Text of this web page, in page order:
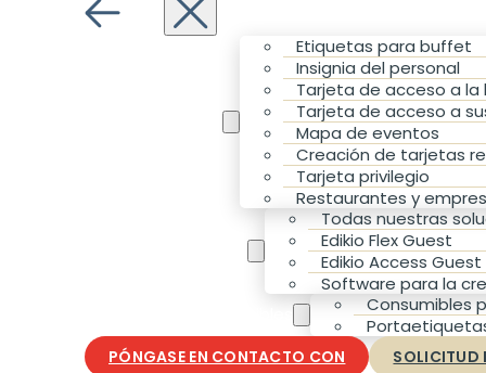
Etiquetas para buffet
Insignia del personal
Tarjeta de acceso a
Tarjeta de acceso a
Mapa de eventos
Creación de tarjetas
Tarjeta privilegio
Restaurantes y
Todas nuestras
Edikio Flex Guest
Edikio Access Guest
Software para la
Consumibles
PÓNGASE EN CONTACTO CON SOLICITUD